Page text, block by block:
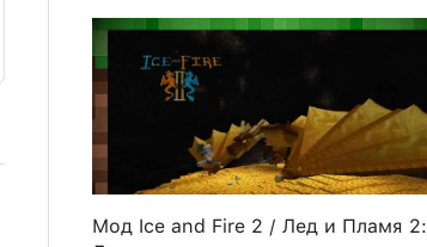
Мод Ice and Fire 2 / Лед и Пламя 2: